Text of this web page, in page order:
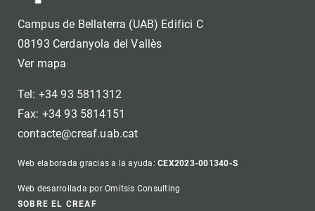
Campus de Bellaterra (UAB) Edifici C
08193 Cerdanyola del Vallès
Ver mapa
Tel: +34 93 5811312
Fax: +34 93 5814151
contacte@creaf.uab.cat
Web elaborada gracias a la ayuda:CEX2023-001340-S
Web desarrollada por Omitsis Consulting
SOBRE EL CREAF